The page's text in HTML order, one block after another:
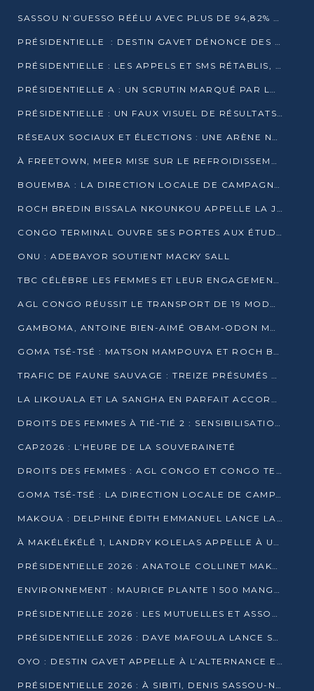
SASSOU N’GUESSO RÉÉLU AVEC PLUS DE 94,82% DES VOIX
PRÉSIDENTIELLE : DESTIN GAVET DÉNONCE DES IRRÉGULARITÉS ET REVENDIQUE LA VICTOIRE
PRÉSIDENTIELLE : LES APPELS ET SMS RÉTABLIS, INTERNET RESTE BLOQUÉ
PRÉSIDENTIELLE A : UN SCRUTIN MARQUÉ PAR LA COUPURE D’INTERNET ET UNE AFFLUENCE TIMIDE À BRAZZAVILLE
PRÉSIDENTIELLE : UN FAUX VISUEL DE RÉSULTATS CIRCULE
RÉSEAUX SOCIAUX ET ÉLECTIONS : UNE ARÈNE NUMÉRIQUE EN PLEINE MUTATION AU CONGO
À FREETOWN, MEER MISE SUR LE REFROIDISSEMENT PASSIF FACE À LA CHALEUR EXTRÊME
BOUEMBA : LA DIRECTION LOCALE DE CAMPAGNE DE DENIS SASSOU N’GUESSO MULTIPLIE LES ACTIVITÉS DE MOBILISATION
ROCH BREDIN BISSALA NKOUNKOU APPELLE LA JEUNESSE DE GOMA TSÉ-TSÉ À UN VOTE MASSIF POUR DENIS SASSOU NGUESSO
CONGO TERMINAL OUVRE SES PORTES AUX ÉTUDIANTS EN TRANSPORT ET LOGISTIQUE
ONU : ADEBAYOR SOUTIENT MACKY SALL
TBC CÉLÈBRE LES FEMMES ET LEUR ENGAGEMENT À L’OCCASION DU 8 MARS
AGL CONGO RÉUSSIT LE TRANSPORT DE 19 MODULES HORS GABARIT ENTRE POINTE-NOIRE ET BRAZZAVILLE
GAMBOMA, ANTOINE BIEN-AIMÉ OBAM-ODON MOBILISE LES 32 148 ÉLECTEURS EN FAVEUR DE DENIS SASSOU NGUESSO
GOMA TSÉ-TSÉ : MATSON MAMPOUYA ET ROCH BREDIN BISSALA NKOUNKOU EN CAMPAGNE DE PROXIMITÉ
TRAFIC DE FAUNE SAUVAGE : TREIZE PRÉSUMÉS TRAFIQUANTS INTERPELLÉS AU CONGO EN 2025
LA LIKOUALA ET LA SANGHA EN PARFAIT ACCORD AVEC LE PROJET DE SOCIÉTÉ DU CANDIDAT DENIS SASSOU-N’GUESSO
DROITS DES FEMMES À TIÉ-TIÉ 2 : SENSIBILISATION ET PÉDAGOGIE SUR LE DROIT DE VOTE
CAP2026 : L’HEURE DE LA SOUVERAINETÉ
DROITS DES FEMMES : AGL CONGO ET CONGO TERMINAL METTENT EN AVANT LE LEADERSHIP FÉMININ
GOMA TSÉ-TSÉ : LA DIRECTION LOCALE DE CAMPAGNE INTENSIFIE LA SENSIBILISATION DANS LES VILLAGES
MAKOUA : DELPHINE ÉDITH EMMANUEL LANCE LA CAMPAGNE POUR DENIS SASSOU-N’GUESSO
À MAKÉLÉKÉLÉ 1, LANDRY KOLELAS APPELLE À UNE MOBILISATION MASSIVE EN FAVEUR DE DENIS SASSOU-N’GUESSO
PRÉSIDENTIELLE 2026 : ANATOLE COLLINET MAKOSSO DÉFEND LE PROJET DE SOCIÉTÉ DE DENIS SASSOU NGUESSO
ENVIRONNEMENT : MAURICE PLANTE 1 500 MANGROVES POUR HONORER WANGARI MAATHAI
PRÉSIDENTIELLE 2026 : LES MUTUELLES ET ASSOCIATIONS S’IMPLIQUENT DANS LA CAMPAGNE ÉLECTORALE À TIÉ-TIÉ 2 (POINTE-NOIRE)
PRÉSIDENTIELLE 2026 : DAVE MAFOULA LANCE SA « VAGUE DU NOUVEAU DÉPART » À IMPFONDO
OYO : DESTIN GAVET APPELLE À L’ALTERNANCE ET À LA RESPONSABILITÉ DE LA JEUNESSE
PRÉSIDENTIELLE 2026 : À SIBITI, DENIS SASSOU-N’GUESSO PARIE SUR LES RESSOURCES DE LA LEKOUMOU